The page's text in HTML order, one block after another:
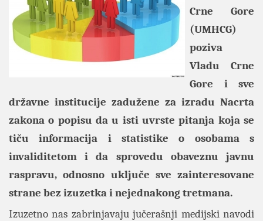
Crne Gore
(UMHCG)
poziva
Vladu Crne
Gore i sve
državne institucije zadužene za izradu Nacrta
zakona o popisu da u isti uvrste pitanja koja se
tiču informacija i statistike o osobama s
invaliditetom i da sprovedu obaveznu javnu
raspravu, odnosno uključe sve zainteresovane
strane bez izuzetka i nejednakong tretmana.
Izuzetno nas zabrinjavaju jučerašnji medijski navodi